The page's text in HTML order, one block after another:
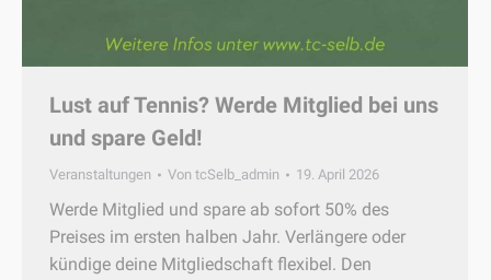
Lust auf Tennis? Werde Mitglied bei uns
und spare Geld!
Veranstaltungen Von tcSelb_admin 19. April 2026
Werde Mitglied und spare ab sofort 50% des
Preises im ersten halben Jahr. Verlängere oder
kündige deine Mitgliedschaft flexibel. Den